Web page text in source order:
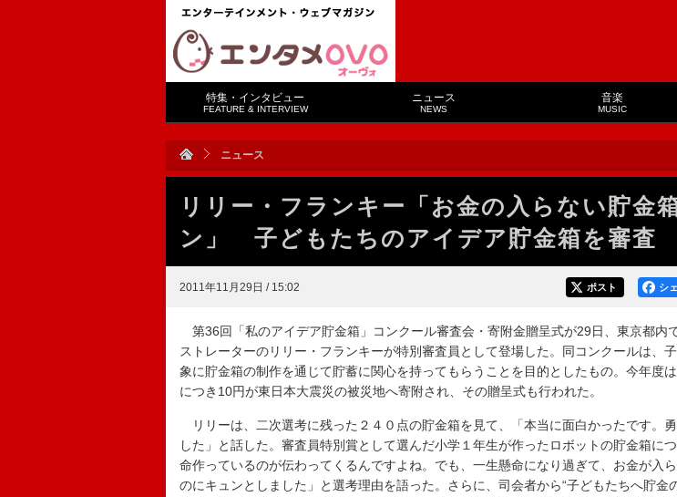
特集・インタビュー
FEATURE & INTERVIEW
ニュース
NEWS
音楽
MUSIC
ニュース
リリー・フランキー「お金の入らない貯金
ン」 子どもたちのアイデア貯金箱を審査
2011年11月29日 / 15:02 シ
ポスト
第36回「私のアイデア貯金箱」コンクール審査会・寄附金贈呈式が29日、東京都内
ストレーターのリリー・フランキーが特別審査員として登場した。同コンクールは、
象に貯金箱の制作を通じて貯蓄に関心を持ってもらうことを目的としたもの。今年度
につき10円が東日本大震災の被災地へ寄附され、その贈呈式も行われた。
リリーは、二次選考に残った２４０点の貯金箱を見て、「本当に面白かったです。
した」と話した。審査員特別賞として選んだ小学１年生が作ったロボットの貯金箱に
命作っているのが伝わってくるんですよね。でも、一生懸命になり過ぎて、お金が入
のにキュンとしました」と選考理由を語った。さらに、司会者から“子どもたちへ貯金